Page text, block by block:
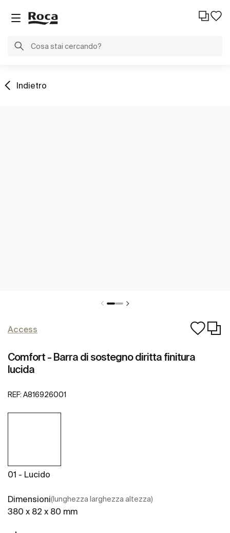
Indietro
Access
Comfort - Barra di sostegno diritta finitura
lucida
REF: A816926001
01 - Lucido
Dimensioni(lunghezza larghezza altezza)
380 x 82 x 80 mm